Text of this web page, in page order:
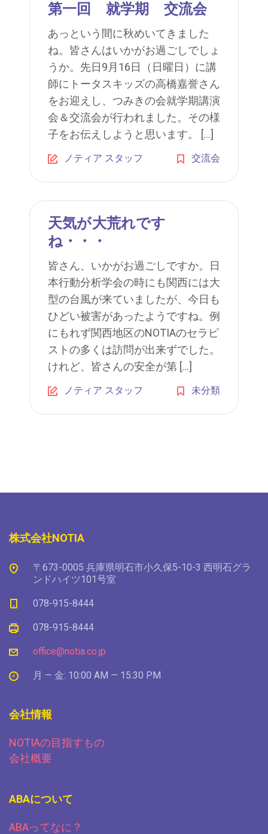
第一回 就学期 交流会
あっという間に秋めいてきました
ね。皆さんはいかがお過ごしでしょ
うか。先日9月16日（日曜日）に講
師にトータスキッズの高橋嘉誉さん
をお迎えし、つみきの会就学期講演
会＆交流会が行われました。その様
子をお伝えしようと思います。 […]
ノティア スタッフ 交流会
天気が大荒れです
ね・・・
皆さん、いかがお過ごしですか。日
本行動分析学会の時にも関西には大
型の台風が来ていましたが、今日も
ひどい被害があったようですね。例
にもれず関西地区のNOTIAのセラピ
ストの多くは訪問が出来ずでした。
けれど、皆さんの安全が第 […]
ノティア スタッフ 未分類
株式会社NOTIA
〒673-0005 兵庫県明石市小久保5-10-3 西明石グラ
ンドハイツ101号室
078-915-8444
078-915-8444
office@notia.co.jp
月 — 金: 10:00 AM — 15:30 PM
会社情報
NOTIAの目指すもの
会社概要
ABAについて
ABAってなに？